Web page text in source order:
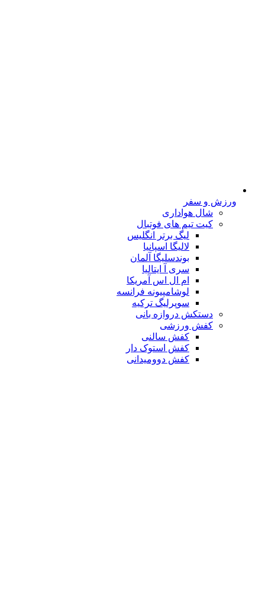
ورزش و سفر
شال هواداری
کیت تیم های فوتبال
لیگ برتر انگلیس
لالیگا اسپانیا
بوندسلیگا آلمان
سری آ ایتالیا
ام ال اس آمریکا
لوشامپیونه فرانسه
سوپرلیگ ترکیه
دستکش دروازه بانی
کفش ورزشی
کفش سالنی
کفش استوک دار
کفش دوومیدانی